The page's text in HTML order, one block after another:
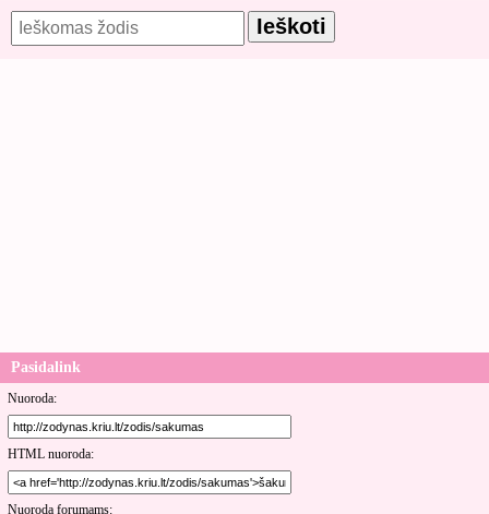
Pasidalink
Nuoroda:
HTML nuoroda:
Nuoroda forumams: